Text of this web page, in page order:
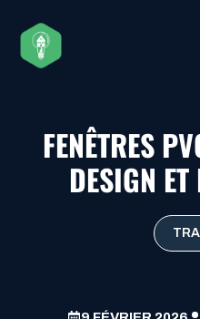
contenu
FENÊTRES
DESIGN